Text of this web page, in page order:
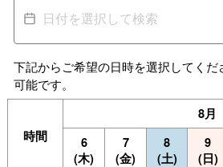
下記からご希望の日時を選択してくだ
可能です。
時間
8月
6
(木)
7
(金)
8
(土)
9
(日)